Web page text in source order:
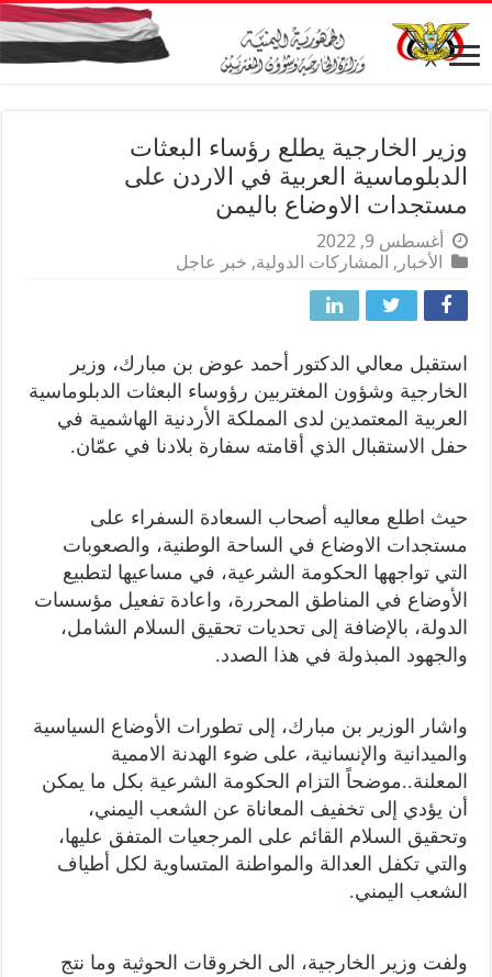
وزير الخارجية يطلع رؤساء البعثات
الدبلوماسية العربية في الاردن على
مستجدات الاوضاع باليمن
أغسطس 9, 2022
الأخبار , المشاركات الدولية, خبر عاجل
استقبل معالي الدكتور أحمد عوض بن مبارك، وزير
الخارجية وشؤون المغتربين رؤوساء البعثات الدبلوماسية
العربية المعتمدين لدى المملكة الأردنية الهاشمية في
حفل الاستقبال الذي أقامته سفارة بلادنا في عمّان.
حيث اطلع معاليه أصحاب السعادة السفراء على
مستجدات الاوضاع في الساحة الوطنية، والصعوبات
التي تواجهها الحكومة الشرعية، في مساعيها لتطبيع
الأوضاع في المناطق المحررة، واعادة تفعيل مؤسسات
الدولة، بالإضافة إلى تحديات تحقيق السلام الشامل،
والجهود المبذولة في هذا الصدد.
واشار الوزير بن مبارك، إلى تطورات الأوضاع السياسية
والميدانية والإنسانية، على ضوء الهدنة الاممية
المعلنة..موضحاً التزام الحكومة الشرعية بكل ما يمكن
أن يؤدي إلى تخفيف المعاناة عن الشعب اليمني،
وتحقيق السلام القائم على المرجعيات المتفق عليها،
والتي تكفل العدالة والمواطنة المتساوية لكل أطياف
الشعب اليمني.
ولفت وزير الخارجية، الى الخروقات الحوثية وما نتج